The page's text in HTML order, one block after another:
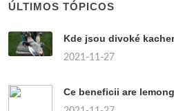
ÚLTIMOS TÓPICOS
Kde jsou divoké
2021-11-27
Ce beneficii are